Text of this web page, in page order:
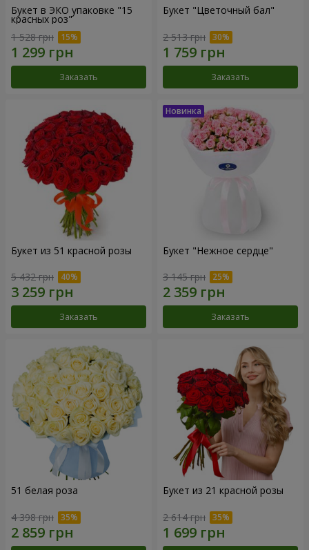
Букет в ЭКО упаковке "15
красных роз"
1 528 грн
Заказать
Букет "Цветочный бал"
2 513 грн
Заказать
Букет из 51 красной розы
5 432 грн
Заказать
Букет "Нежное сердце"
3 145 грн
Заказать
51 белая роза
4 398 грн
Букет из 21 красной розы
2 614 грн